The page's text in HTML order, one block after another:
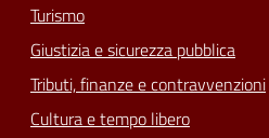
Turismo
Giustizia e sicurezza pubblica
Tributi, finanze e contravvenzioni
Cultura e tempo libero